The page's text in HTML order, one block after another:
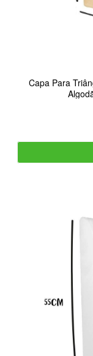
Capa Para